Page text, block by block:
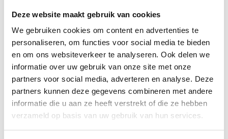
Deze website maakt gebruik van cookies
We gebruiken cookies om content en advertenties te
personaliseren, om functies voor social media te bieden
en om ons websiteverkeer te analyseren. Ook delen we
informatie over uw gebruik van onze site met onze
partners voor social media, adverteren en analyse. Deze
partners kunnen deze gegevens combineren met andere
informatie die u aan ze heeft verstrekt of die ze hebben
verzameld op basis van uw gebruik van hun services.